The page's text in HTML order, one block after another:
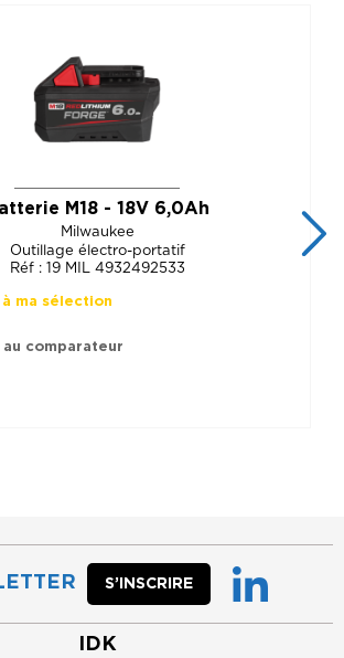
M18 - 18V 6,0Ah
Milwaukee
Outillage électro-portatif
Réf : 19 MIL 4932492533
ma sélection
comparateur
S’INSCRIRE
IDK